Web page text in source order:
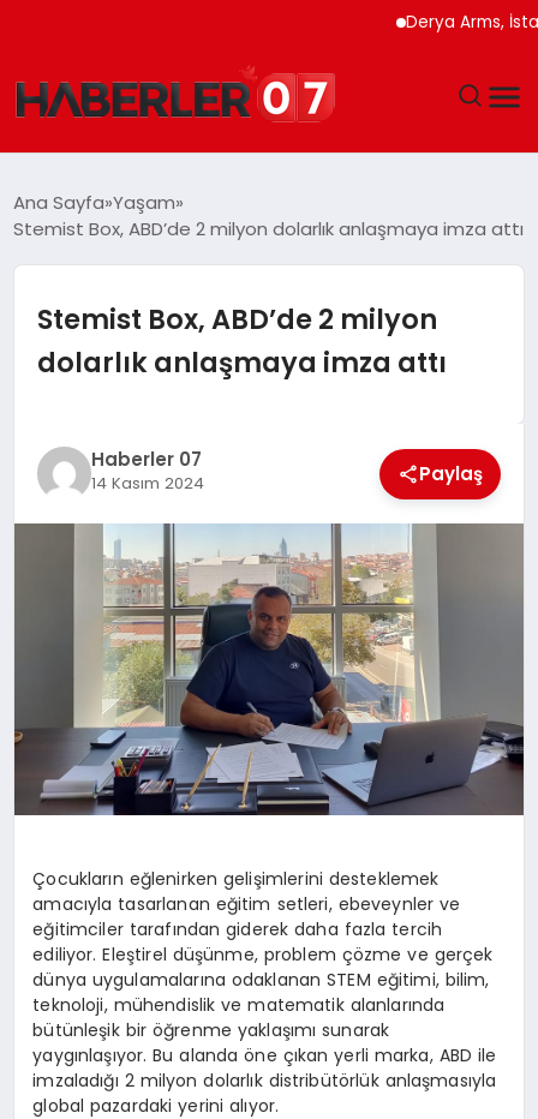
Derya Arms,
YAŞAM
SPOR
EĞITIM
MAGAZIN
Ana Sayfa Yaşam
Stemist Box, ABD’de 2 milyon dolarlık anlaşmaya imza attı
Stemist Box, ABD’de 2 milyon
dolarlık anlaşmaya imza attı
Haberler 07
14 Kasım 2024 Paylaş
Çocukların eğlenirken gelişimlerini desteklemek
amacıyla tasarlanan eğitim setleri, ebeveynler ve
eğitimciler tarafından giderek daha fazla tercih
ediliyor. Eleştirel düşünme, problem çözme ve gerçek
dünya uygulamalarına odaklanan STEM eğitimi, bilim,
teknoloji, mühendislik ve matematik alanlarında
bütünleşik bir öğrenme yaklaşımı sunarak
yaygınlaşıyor. Bu alanda öne çıkan yerli marka, ABD ile
imzaladığı 2 milyon dolarlık distribütörlük anlaşmasıyla
global pazardaki yerini alıyor.